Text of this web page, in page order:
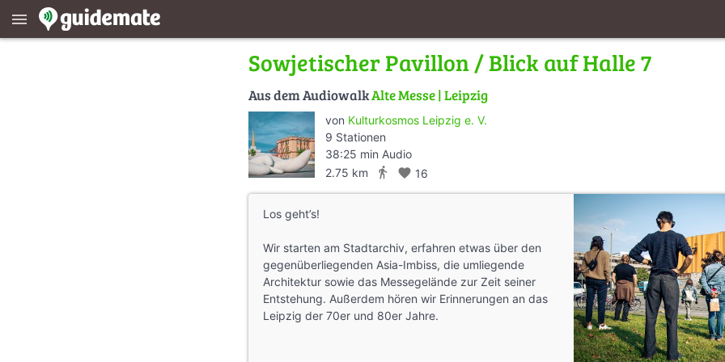
menu
Sowjetischer Pavillon / Blick auf Halle 7
Aus dem AudiowalkAlte Messe | Leipzig
von Kulturkosmos Leipzig e. V.
9 Stationen
38:25 min Audio
2.75 km
directions_walk favorite 16
Los geht’s!
Wir starten am Stadtarchiv, erfahren etwas über den
gegenüberliegenden Asia-Imbiss, die umliegende
Architektur sowie das Messegelände zur Zeit seiner
Entstehung. Außerdem hören wir Erinnerungen an das
Leipzig der 70er und 80er Jahre.